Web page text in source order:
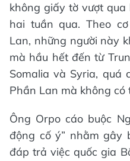
không giấy tờ vượt
hai tuần qua. Theo
Lan, những người này
mà hầu hết đến từ
Somalia và Syria, quá
Phần Lan mà không có
Ông Orpo cáo buộc
động cố ý” nhằm gây
đáp trả việc quốc gia